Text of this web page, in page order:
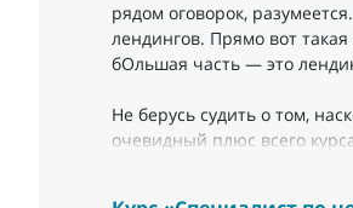
рядом оговорок,
лендингов. Прямо вот
бОльшая часть — это
Не берусь судить о том,
очевидный плюс всего
очень важно, поскольку